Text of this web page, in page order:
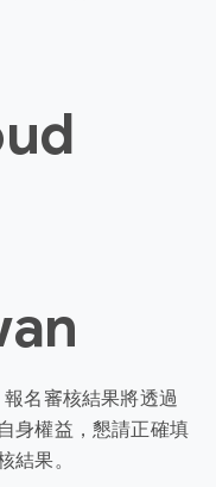
名審核結果將透過
身權益，懇請正確填
結果。